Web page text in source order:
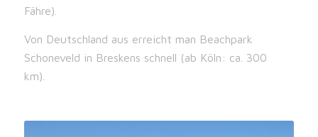
Fähre).
Von Deutschland aus erreicht man Beachpark
Schoneveld in Breskens schnell (ab Köln: ca. 300
km).